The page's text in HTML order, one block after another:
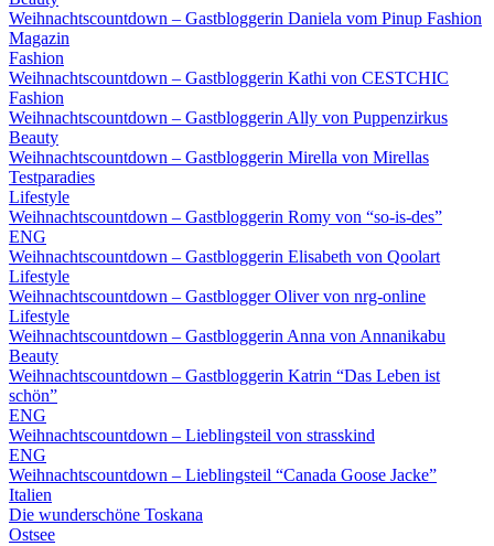
Weihnachtscountdown – Gastbloggerin Daniela vom Pinup Fashion
Magazin
Fashion
Weihnachtscountdown – Gastbloggerin Kathi von CESTCHIC
Fashion
Weihnachtscountdown – Gastbloggerin Ally von Puppenzirkus
Beauty
Weihnachtscountdown – Gastbloggerin Mirella von Mirellas
Testparadies
Lifestyle
Weihnachtscountdown – Gastbloggerin Romy von “so-is-des”
ENG
Weihnachtscountdown – Gastbloggerin Elisabeth von Qoolart
Lifestyle
Weihnachtscountdown – Gastblogger Oliver von nrg-online
Lifestyle
Weihnachtscountdown – Gastbloggerin Anna von Annanikabu
Beauty
Weihnachtscountdown – Gastbloggerin Katrin “Das Leben ist
schön”
ENG
Weihnachtscountdown – Lieblingsteil von strasskind
ENG
Weihnachtscountdown – Lieblingsteil “Canada Goose Jacke”
Italien
Die wunderschöne Toskana
Ostsee